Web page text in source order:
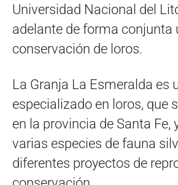
Universidad Nacional del
adelante de forma conjunta
conservación de loros.
La Granja La Esmeralda es
especializado en loros, que
en la provincia de Santa Fe,
varias especies de fauna
diferentes proyectos de